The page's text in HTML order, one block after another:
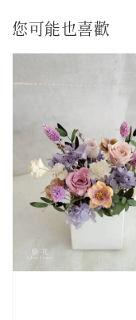
您可能也喜歡